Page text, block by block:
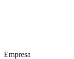
Empresa